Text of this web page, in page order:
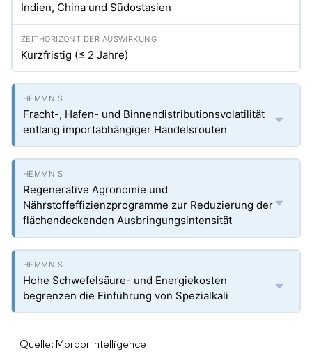
Indien, China und Südostasien
Kurzfristig (≤ 2 Jahre)
Fracht-, Hafen- und Binnendistributionsvolatilität
entlang importabhängiger Handelsrouten
Regenerative Agronomie und
Nährstoffeffizienzprogramme zur Reduzierung der
flächendeckenden Ausbringungsintensität
Hohe Schwefelsäure- und Energiekosten
begrenzen die Einführung von Spezialkali
Quelle: Mordor Intelligence